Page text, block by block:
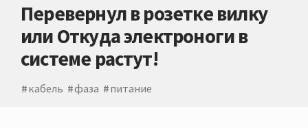
Перевернул в розетке вилку
или Откуда электроноги в
системе растут!
кабель фаза питание